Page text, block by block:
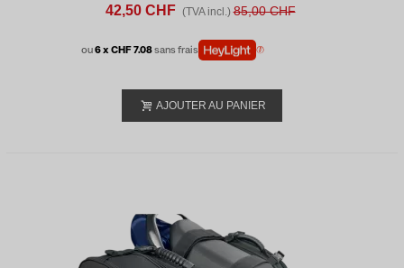
42,50 CHF (TVA incl.) 85,00 CHF
ou6 x CHF 7.08sans frais
AJOUTER AU PANIER